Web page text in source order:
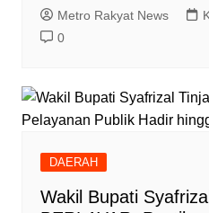
Metro Rakyat News
0
DAERAH
Wakil Bupati